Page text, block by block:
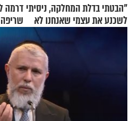
"הבטתי בדלת המחלקה, ניסיתי
לשכנע את עצמי שאנחנו לא
דרמה